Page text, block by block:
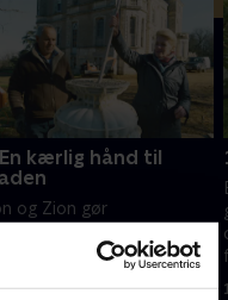
kærlig hånd til
og Zion gør
bryllup. På Château
forvandler Jon og